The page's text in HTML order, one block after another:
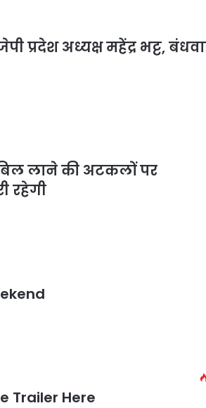
अध्यक्ष महेंद्र भट्ट,
लाने की अटकलों पर
रहेगी
Trailer Here